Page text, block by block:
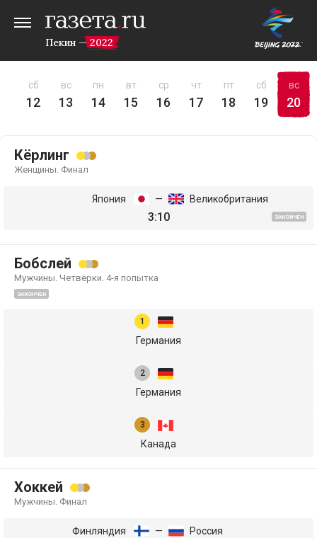
Пекин — 2022
сб
12
вс
13
пн
14
вт
15
ср
16
чт
17
пт
18
сб
19
вс
20
Кёрлинг
Женщины. Финал
Япония — Великобритания
3:10 ЗАКОНЧЕН
Бобслей
Мужчины. Четвёрки. 4-я попытка
ЗАКОНЧЕН
Германия
Германия
Канада
Хоккей
Мужчины. Финал
Финляндия — Россия